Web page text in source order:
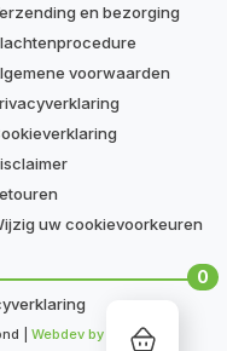
0
en bezorging
voorwaarden
uw cookievoorkeuren
| Webdev by Kaige.nl